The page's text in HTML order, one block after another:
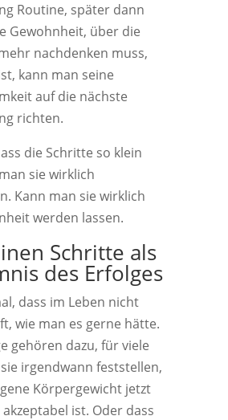
Routine, später dann
Gewohnheit, über die
nachdenken muss,
kann man seine
auf die nächste
richten.
die Schritte so klein
sie wirklich
Kann man sie wirklich
werden lassen.
Schritte als
des Erfolges
dass im Leben nicht
wie man es gerne hätte.
gehören dazu, für viele
irgendwann feststellen,
Körpergewicht jetzt
ist. Oder dass